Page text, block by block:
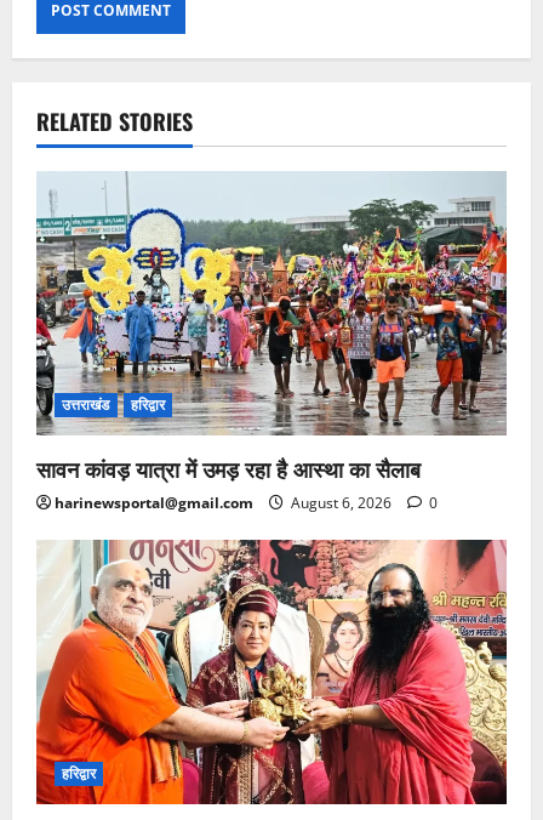
RELATED STORIES
उत्तराखंड हरिद्वार
सावन कांवड़ यात्रा में उमड़ रहा है आस्था का सैलाब
harinewsportal@gmail.com August 6, 2026 0
हरिद्वार